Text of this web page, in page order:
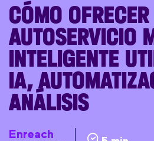
CÓMO
AUTOSERVICIO
INTELIGENTE
IA,
ANÁLISIS
Enreach